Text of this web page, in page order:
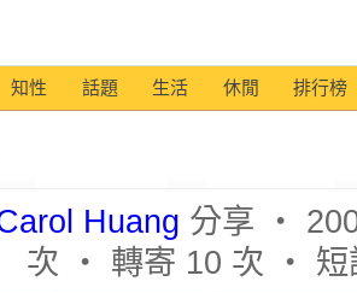
知性 話題 生活 休閒 排行榜
Huang 分享 ‧
次 ‧ 轉寄 10 次 ‧